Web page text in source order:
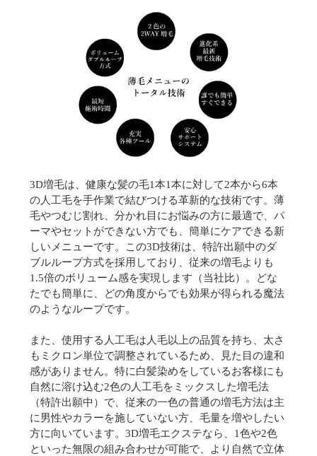
3D増毛は、健康な髪の毛1本1本に対して2本から6本
の人工毛を手作業で結びつける革新的な技術です。薄
毛やつむじ割れ、分かれ目にお悩みの方に最適で、パ
ーマやセットができない方でも、簡単にケアできる新
しいメニューです。この3D技術は、特許出願中のダ
ブルループ方式を採用しており、従来の増毛よりも
1.5倍のボリューム感を実現します（当社比）。どな
たでも簡単に、どの角度からでも効果が得られる魔法
のようなループです。
また、使用する人工毛は人毛以上の品質を持ち、太さ
もミクロン単位で調整されているため、見た目の違和
感がありません。特に白髪染めをしているお客様にも
自然に溶け込む2色の人工毛をミックスした増毛法
（特許出願中）で、従来の一色の普通の増毛方法は主
に男性やカラーを施していない方、毛量を増やしたい
方に向いています。3D増毛エクステなら、1色や2色
といった無限の組み合わせが可能で、より自然で立体